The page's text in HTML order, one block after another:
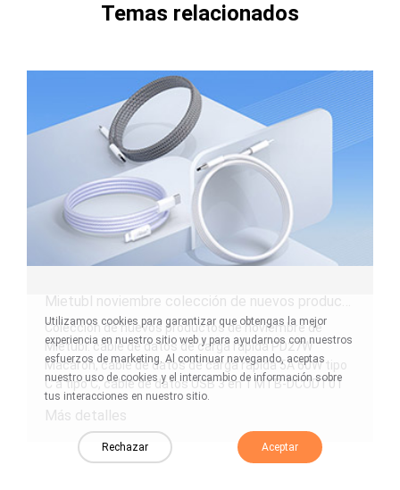
Temas relacionados
Mietubl noviembre colección de nuevos productos
Colección de nuevos productos de noviembre de
Mietubl: cable de datos de carga rápida PD27W
Macaron, cable de datos de carga rápida 5A 60W tipo
C a tipo C, cable de datos USB 3 en 1 MTB-DCODT01
Más detalles
Utilizamos cookies para garantizar que obtengas la mejor
experiencia en nuestro sitio web y para ayudarnos con nuestros
esfuerzos de marketing. Al continuar navegando, aceptas
nuestro uso de cookies y el intercambio de información sobre
tus interacciones en nuestro sitio.
Rechazar Aceptar